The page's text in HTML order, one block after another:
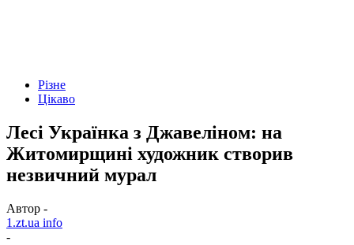
Різне
Цікаво
Лесі Українка з Джавеліном: на
Житомирщині художник створив
незвичний мурал
Автор -
1.zt.ua info
-